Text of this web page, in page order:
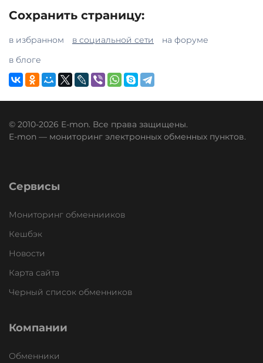
Сохранить страницу:
в избранном в социальной сети
на форуме
в блоге
© 2010-2026 E-mon. Все права защищены.
E-mon — мониторинг электронных обменных пунктов.
Сервисы
Мониторинг обменнииков
Кешбэк
Новости
Карта сайта
Черный список обменников
Компании
Обменники